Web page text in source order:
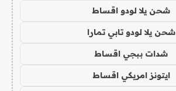
شحن يلا لودو اقساط
شحن يلا لودو تابي تمارا
شدات ببجي اقساط
ايتونز امريكي اقساط